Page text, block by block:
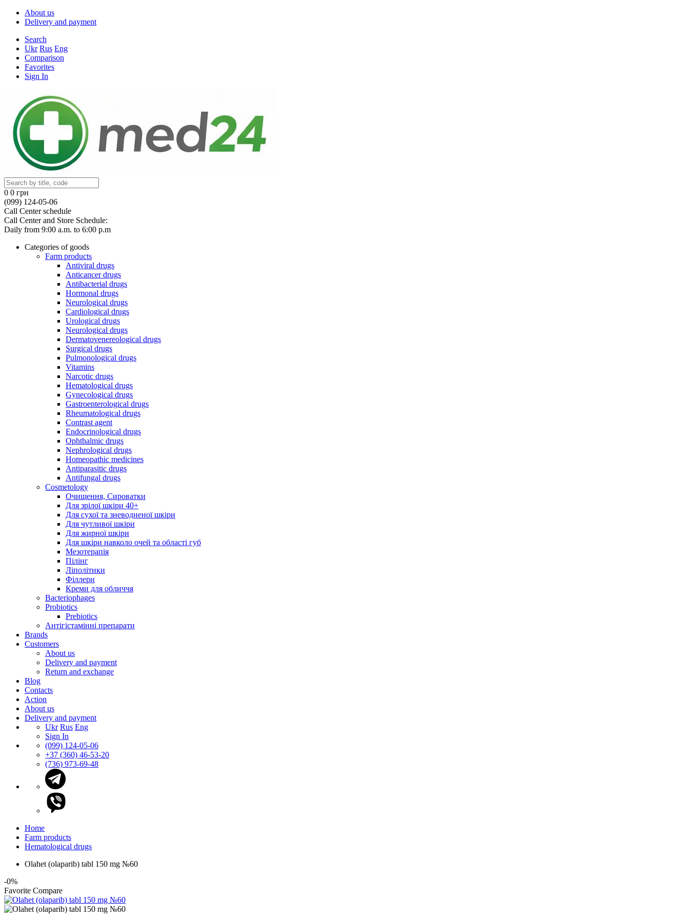
About us
Delivery and payment
Search
Ukr Rus Eng
Comparison
Favorites
Sign In
0 0 грн
(099) 124-05-06
Call Center schedule
Call Center and Store Schedule:
Daily from 9:00 a.m. to 6:00 p.m
Categories of goods
Farm products
Antiviral drugs
Anticancer drugs
Antibacterial drugs
Hormonal drugs
Neurological drugs
Cardiological drugs
Urological drugs
Neurological drugs
Dermatovenereological drugs
Surgical drugs
Pulmonological drugs
Vitamins
Narcotic drugs
Hematological drugs
Gynecological drugs
Gastroenterological drugs
Rheumatological drugs
Contrast agent
Endocrinological drugs
Ophthalmic drugs
Nephrological drugs
Homeopathic medicines
Antiparasitic drugs
Antifungal drugs
Cosmetology
Очищення, Сироватки
Для зрілої шкіри 40+
Для сухої та зневодненої шкіри
Для чутливої шкіри
Для жирної шкіри
Для шкіри навколо очей та області губ
Мезотерапія
Пілінг
Ліполітики
Філлери
Креми для обличчя
Bacteriophages
Probiotics
Prebiotics
Антігістамінні препарати
Brands
Customers
About us
Delivery and payment
Return and exchange
Blog
Contacts
Action
About us
Delivery and payment
Ukr Rus Eng
Sign In
(099) 124-05-06
+37 (360) 46-53-20
(736) 973-69-48
Home
Farm products
Hematological drugs
Olahet (olaparib) tabl 150 mg №60
-0%
Favorite Compare